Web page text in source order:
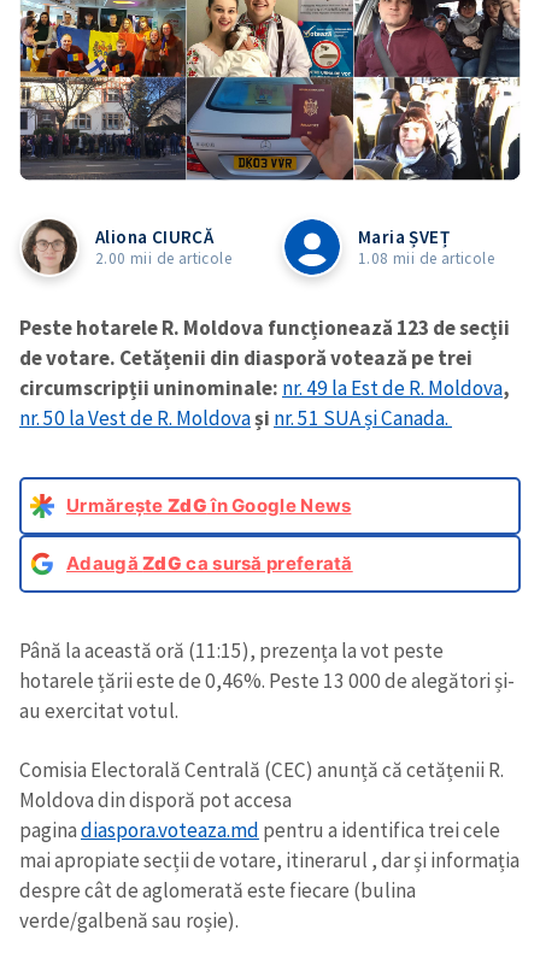
Aliona CIURCĂ
2.00 mii de articole
Maria ȘVEȚ
1.08 mii de articole
Peste hotarele R. Moldova funcționează 123 de secții
de votare. Cetățenii din diasporă votează pe trei
circumscripții uninominale: nr. 49 la Est de R. Moldova,
nr. 50 la Vest de R. Moldovași nr. 51 SUA și Canada.
Urmărește ZdGîn Google News
AdaugăZdG ca sursă preferată
Până la această oră (11:15), prezența la vot peste
hotarele țării este de 0,46%. Peste 13 000 de alegători și-
au exercitat votul.
Comisia Electorală Centrală (CEC) anunță că cetățenii R.
Moldova din disporă pot accesa
paginadiaspora.voteaza.md pentru a identifica trei cele
mai apropiate secții de votare, itinerarul , dar și informația
despre cât de aglomerată este fiecare (bulina
verde/galbenă sau roșie).